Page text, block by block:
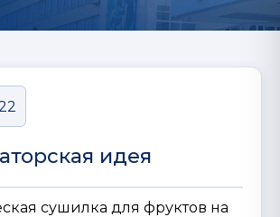
идея
сушилка для фруктов на